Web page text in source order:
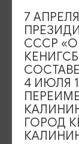
МАСТЕР-
Мастер-
7
СССР
4 ИЮЛЯ
ГОРОД